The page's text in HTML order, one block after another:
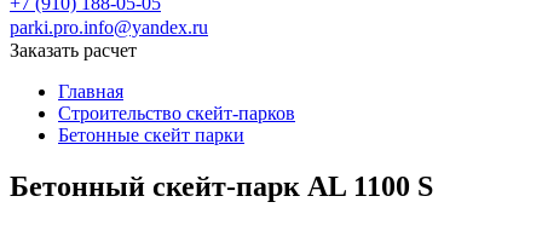
parki.pro.info@yandex.ru
Заказать расчет
Главная
Строительство скейт-парков
Бетонные скейт парки
Бетонный скейт-парк AL 1100 S